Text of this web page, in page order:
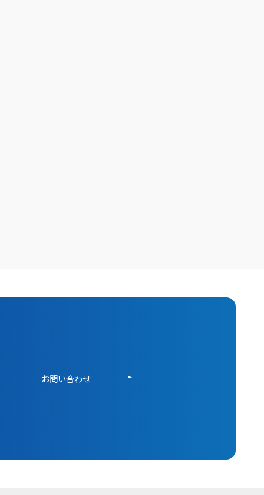
お問い合わせ